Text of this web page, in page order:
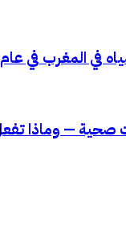
المغرب في عام 2025